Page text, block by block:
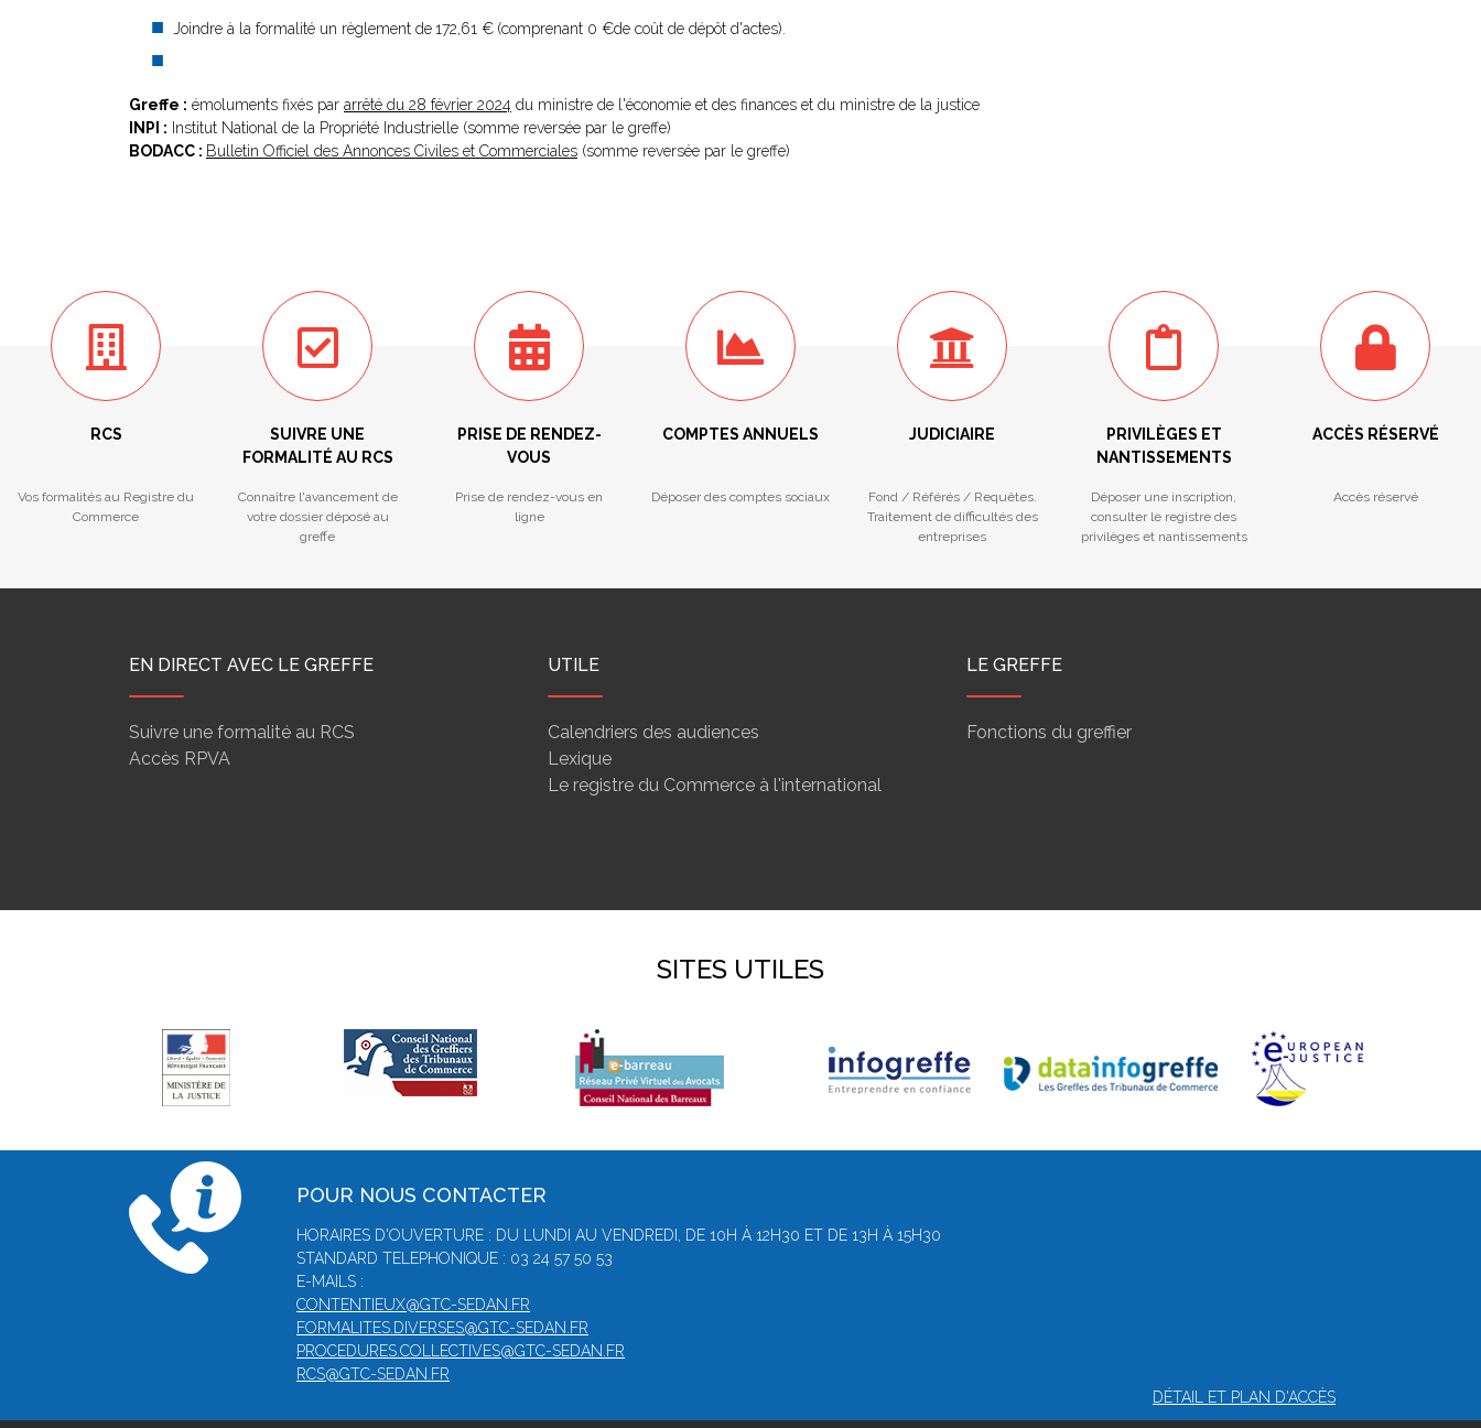
Joindre à la formalité un règlement de172,61 € (comprenant 0 €de coût de dépôt d'actes).
Greffe : émoluments fixés par arrêté du 28 février 2024 du ministre de l'économie et des finances et du ministre de la justice
INPI : Institut National de la Propriété Industrielle (somme reversée par le greffe)
BODACC : Bulletin Officiel des Annonces Civiles et Commerciales (somme reversée par le greffe)
RCS
Vos formalités au Registre du
Commerce
SUIVRE UNE
FORMALITÉ AU RCS
Connaître l'avancement de
votre dossier déposé au
greffe
PRISE DE RENDEZ-
VOUS
Prise de rendez-vous en
ligne
COMPTES ANNUELS
Déposer des comptes sociaux
JUDICIAIRE
Fond / Référés / Requêtes.
Traitement de difficultés des
entreprises
PRIVILÈGES ET
NANTISSEMENTS
Déposer une inscription,
consulter le registre des
privilèges et nantissements
ACCÈS RÉSERVÉ
Accès réservé
EN DIRECT AVEC LE GREFFE
Suivre une formalité au RCS
Accès RPVA
UTILE
Calendriers des audiences
Lexique
Le registre du Commerce à l'international
LE GREFFE
Fonctions du greffier
SITES UTILES
POUR NOUS CONTACTER
HORAIRES D'OUVERTURE : DU LUNDI AU VENDREDI, DE 10H À 12H30 ET DE 13H À 15H30
STANDARD TELEPHONIQUE : 03 24 57 50 53
E-MAILS :
CONTENTIEUX@GTC-SEDAN.FR
FORMALITES.DIVERSES@GTC-SEDAN.FR
PROCEDURES.COLLECTIVES@GTC-SEDAN.FR
RCS@GTC-SEDAN.FR
DÉTAIL ET PLAN D'ACCÈS